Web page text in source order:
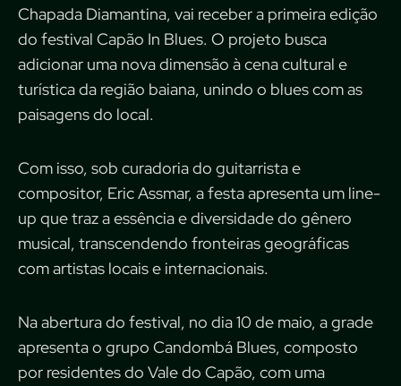
Chapada Diamantina, vai receber a primeira edição
do festival Capão In Blues. O projeto busca
adicionar uma nova dimensão à cena cultural e
turística da região baiana, unindo o blues com as
paisagens do local.
Com isso, sob curadoria do guitarrista e
compositor, Eric Assmar, a festa apresenta um line-
up que traz a essência e diversidade do gênero
musical, transcendendo fronteiras geográficas
com artistas locais e internacionais.
Na abertura do festival, no dia 10 de maio, a grade
apresenta o grupo Candombá Blues, composto
por residentes do Vale do Capão, com uma